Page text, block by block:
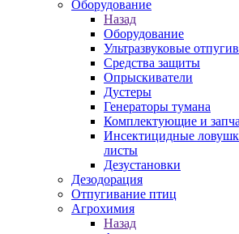
Оборудование
Назад
Оборудование
Ультразвуковые
Средства защиты
Опрыскиватели
Дустеры
Генераторы тумана
Комплектующие и
Инсектицидные
листы
Дезустановки
Дезодорация
Отпугивание птиц
Агрохимия
Назад